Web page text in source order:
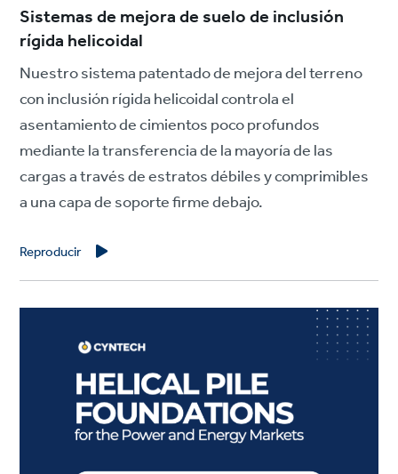
Sistemas de mejora de suelo de inclusión
rígida helicoidal
Nuestro sistema patentado de mejora del terreno
con inclusión rígida helicoidal controla el
asentamiento de cimientos poco profundos
mediante la transferencia de la mayoría de las
cargas a través de estratos débiles y comprimibles
a una capa de soporte firme debajo.
Reproducir